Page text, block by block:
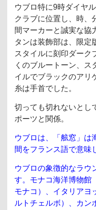
ウブロ特に9時ダイヤ
クラブに位置し、時、
間マーカーと誠実な協
タンは装飾部は、限定
スタイルに刻印ダーク
くのブルートーン、ス
イルでブラックのアリ
糸は手首でした。
切っても切れないとし
ポーツと関係。
ウブロは、「舷窓」は
間をフランス語で意味
ウブロの象徴的なラウ
す。モナコ海洋博物館
モナコ）、イタリアヨ
ルトチェルボ）、カン